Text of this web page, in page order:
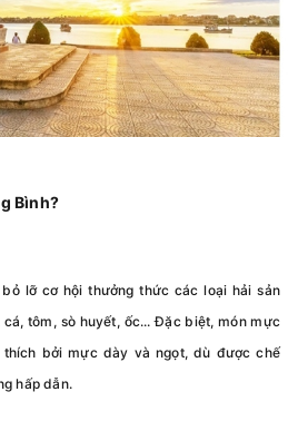
Bình?
lỡ cơ hội thưởng thức các loại hải sản
tôm, sò huyết, ốc... Đặc biệt, món mực
bởi mực dày và ngọt, dù được chế
hấp dẫn.